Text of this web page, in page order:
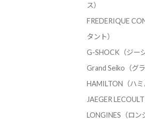
ス）
FREDERIQUE
タント）
G-SHOCK（ジー
Grand Seiko（グ
HAMILTON（ハミ
JAEGER
LONGINES（ロン